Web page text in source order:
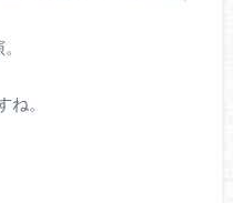
。